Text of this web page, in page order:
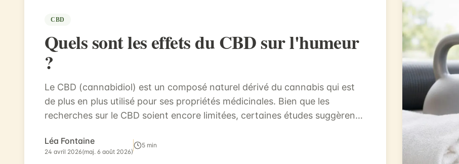
CBD
Quels sont les effets du CBD sur l'humeur
?
Le CBD (cannabidiol) est un composé naturel dérivé du cannabis qui est
de plus en plus utilisé pour ses propriétés médicinales. Bien que les
recherches sur le CBD soient encore limitées, certaines études suggèrent
Léa Fontaine
24 avril 2026(maj. 6 août 2026)
5 min